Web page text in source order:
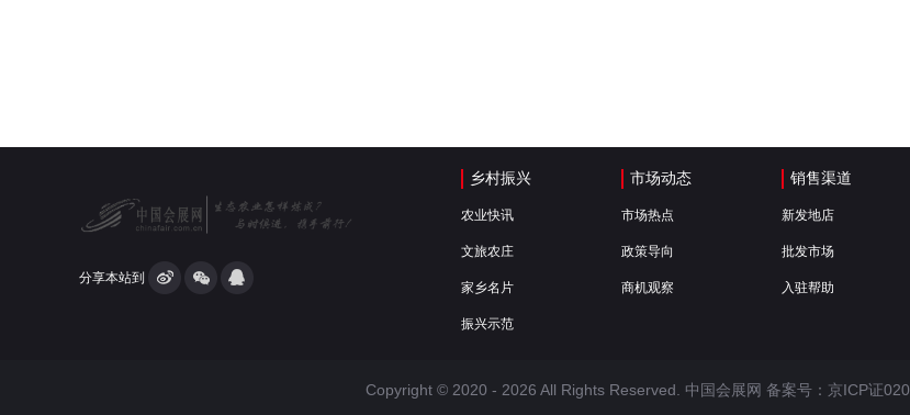
分享本站到
乡村振兴
农业快讯
文旅农庄
家乡名片
振兴示范
市场动态
市场热点
政策导向
商机观察
销售渠道
新发地店
批发市场
入驻帮助
Copyright © 2020 - 2026 All Rights Reserved. 中国会展网 备案号： 京ICP证